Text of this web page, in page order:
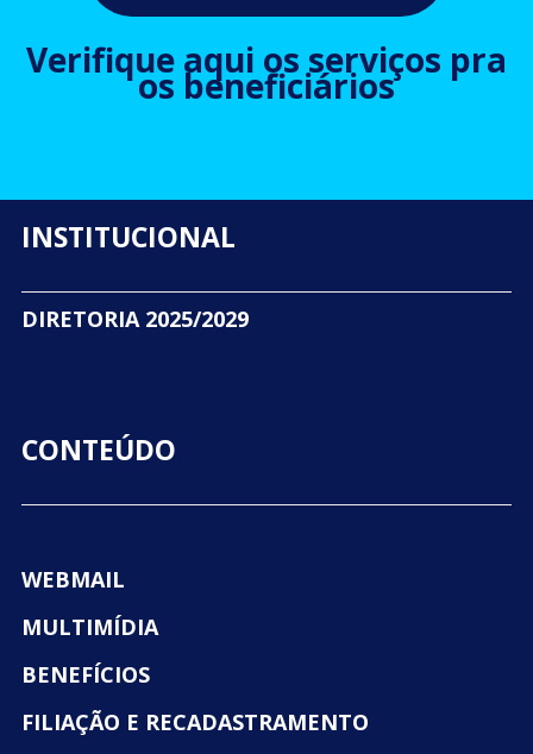
Verifique aqui os serviços pra
os beneficiários
INSTITUCIONAL
DIRETORIA 2025/2029
CONTEÚDO
WEBMAIL
MULTIMÍDIA
BENEFÍCIOS
FILIAÇÃO E RECADASTRAMENTO